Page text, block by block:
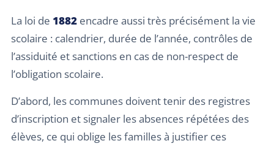
La loi de 1882 encadre aussi très précisément la vie
scolaire : calendrier, durée de l’année, contrôles de
l’assiduité et sanctions en cas de non-respect de
l’obligation scolaire.
D’abord, les communes doivent tenir des registres
d’inscription et signaler les absences répétées des
élèves, ce qui oblige les familles à justifier ces